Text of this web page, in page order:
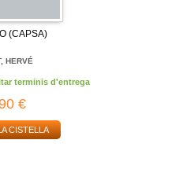
(CAPSA)
HERVÉ
terminis d'entrega
€
CISTELLA